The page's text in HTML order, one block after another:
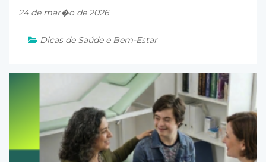
24 de mar�o de 2026
Dicas de Saúde e Bem-Estar